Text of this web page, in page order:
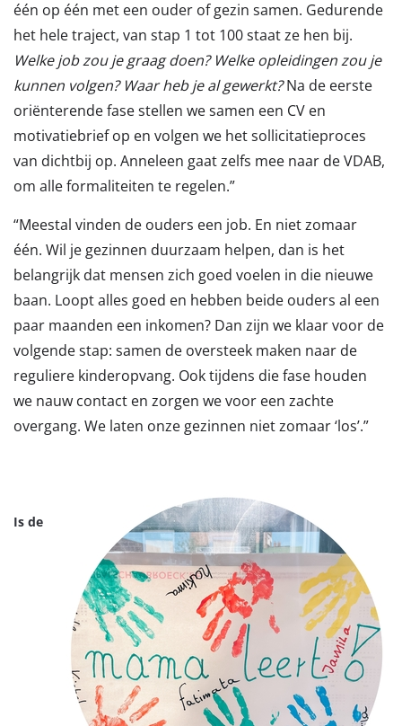
één op één met een ouder of gezin samen. Gedurende
het hele traject, van stap 1 tot 100 staat ze hen bij.
Welke job zou je graag doen? Welke opleidingen zou je
kunnen volgen? Waar heb je al gewerkt?Na de eerste
oriënterende fase stellen we samen een CV en
motivatiebrief op en volgen we het sollicitatieproces
van dichtbij op. Anneleen gaat zelfs mee naar de VDAB,
om alle formaliteiten te regelen.”
“Meestal vinden de ouders een job. En niet zomaar
één. Wil je gezinnen duurzaam helpen, dan is het
belangrijk dat mensen zich goed voelen in die nieuwe
baan. Loopt alles goed en hebben beide ouders al een
paar maanden een inkomen? Dan zijn we klaar voor de
volgende stap: samen de oversteek maken naar de
reguliere kinderopvang. Ook tijdens die fase houden
we nauw contact en zorgen we voor een zachte
overgang. We laten onze gezinnen niet zomaar ‘los’.”
Is de